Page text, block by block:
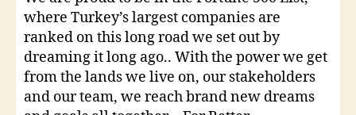
where Turkey’s largest companies are
ranked on this long road we set out by
dreaming it long ago.. With the power we get
from the lands we live on, our stakeholders
and our team, we reach brand new dreams